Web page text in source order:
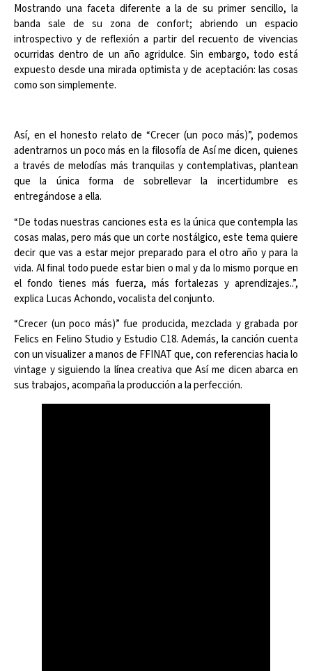
Mostrando una faceta diferente a la de su primer sencillo, la
banda sale de su zona de confort; abriendo un espacio
introspectivo y de reflexión a partir del recuento de vivencias
ocurridas dentro de un año agridulce. Sin embargo, todo está
expuesto desde una mirada optimista y de aceptación: las cosas
como son simplemente.
Así, en el honesto relato de “Crecer (un poco más)”, podemos
adentrarnos un poco más en la filosofía de Así me dicen, quienes
a través de melodías más tranquilas y contemplativas, plantean
que la única forma de sobrellevar la incertidumbre es
entregándose a ella.
“De todas nuestras canciones esta es la única que contempla las
cosas malas, pero más que un corte nostálgico, este tema quiere
decir que vas a estar mejor preparado para el otro año y para la
vida. Al final todo puede estar bien o mal y da lo mismo porque en
el fondo tienes más fuerza, más fortalezas y aprendizajes..”,
explica Lucas Achondo, vocalista del conjunto.
“Crecer (un poco más)” fue producida, mezclada y grabada por
Felics en Felino Studio y Estudio C18. Además, la canción cuenta
con un visualizer a manos de FFINAT que, con referencias hacia lo
vintage y siguiendo la línea creativa que Así me dicen abarca en
sus trabajos, acompaña la producción a la perfección.